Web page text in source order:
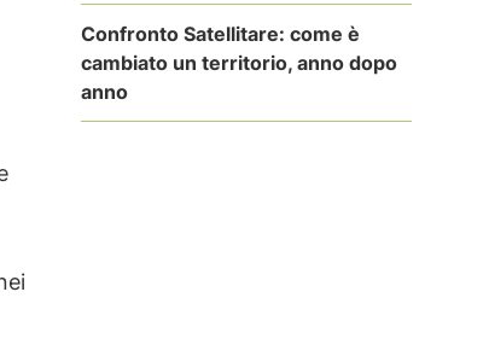
Confronto Satellitare: come è
cambiato un territorio, anno dopo
anno